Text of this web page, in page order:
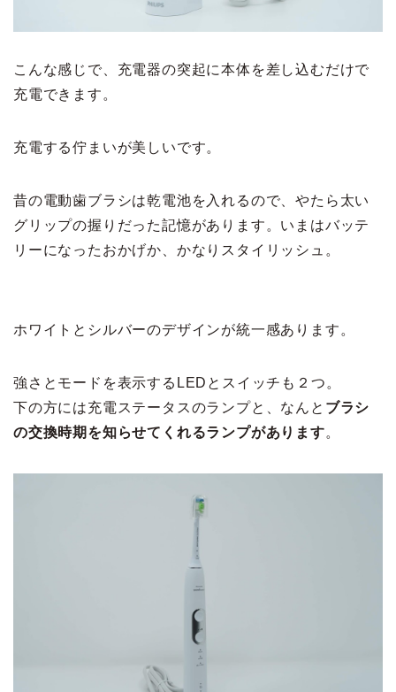
こんな感じで、充電器の突起に本体を差し込むだけで
充電できます。
充電する佇まいが美しいです。
昔の電動歯ブラシは乾電池を入れるので、やたら太い
グリップの握りだった記憶があります。いまはバッテ
リーになったおかげか、かなりスタイリッシュ。
ホワイトとシルバーのデザインが統一感あります。
強さとモードを表示するLEDとスイッチも２つ。
下の方には充電ステータスのランプと、なんと ブラシ
の交換時期を知らせてくれるランプがあります。